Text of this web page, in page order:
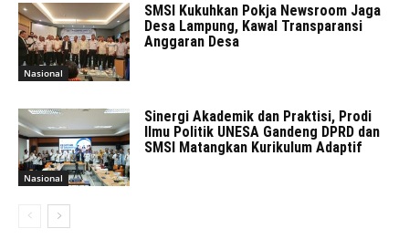
Nasional
SMSI Kukuhkan Pokja Newsroom Jaga
Desa Lampung, Kawal Transparansi
Anggaran Desa
Nasional
Sinergi Akademik dan Praktisi, Prodi
Ilmu Politik UNESA Gandeng DPRD dan
SMSI Matangkan Kurikulum Adaptif